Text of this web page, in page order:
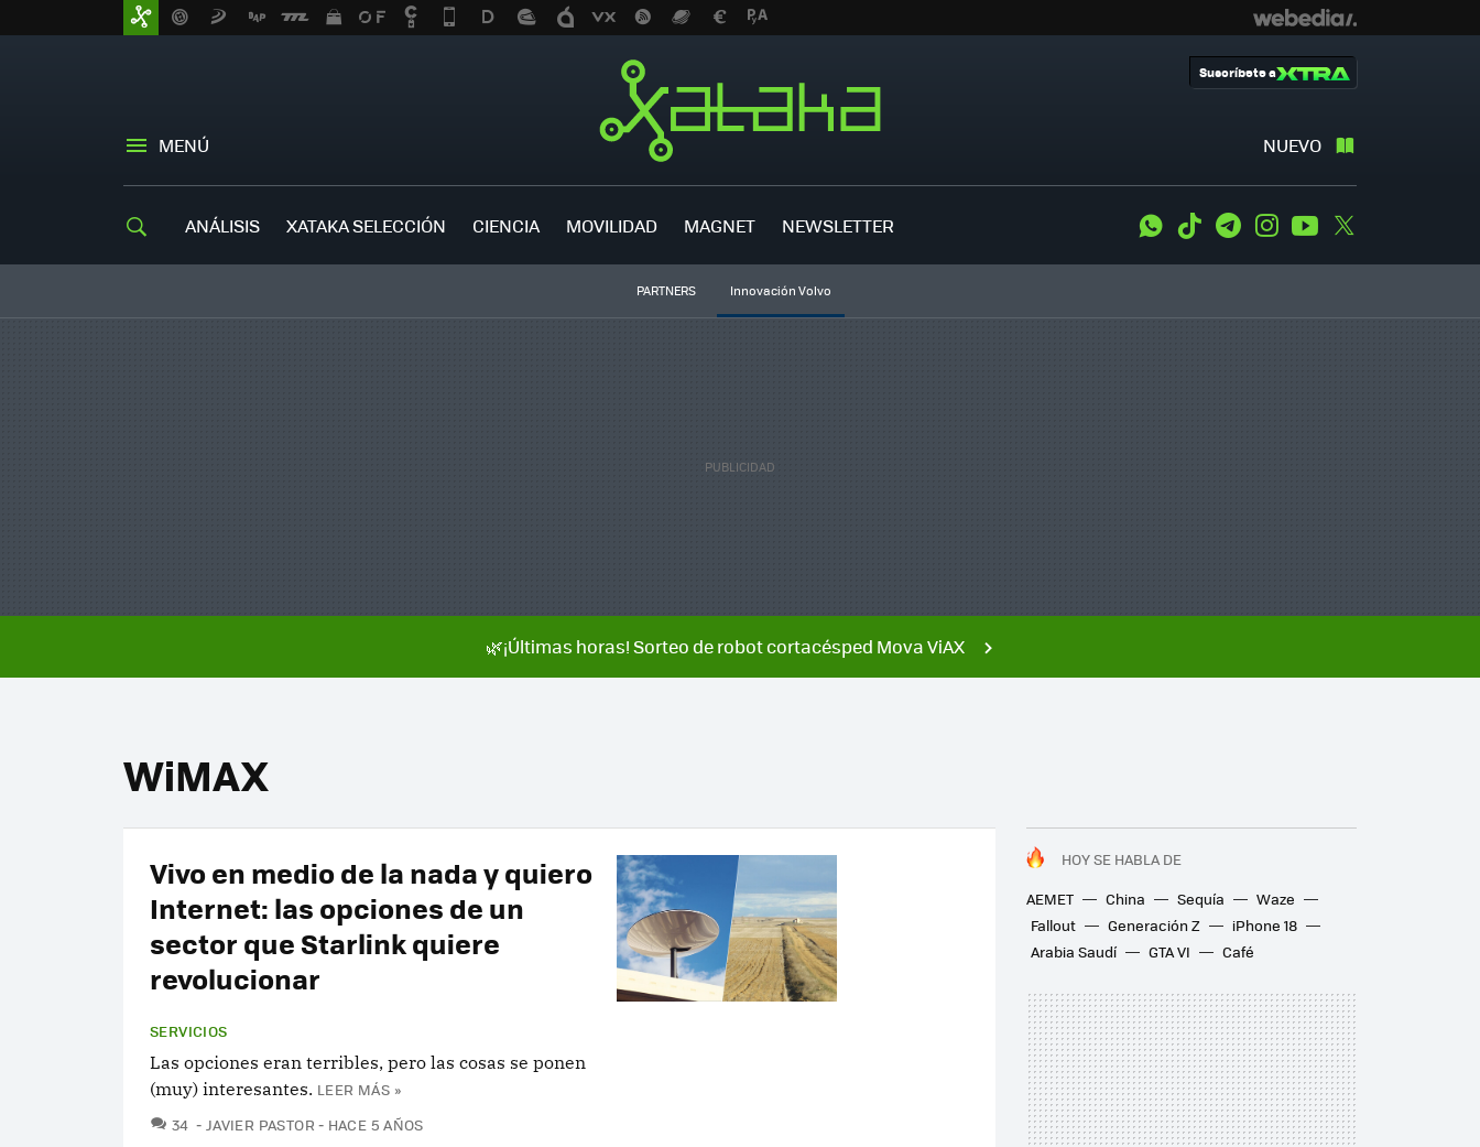
MENÚ NUEVO
Suscríbete a
ANÁLISIS XATAKA SELECCIÓN CIENCIA MOVILIDAD MAGNET NEWSLETTER WhatsApp
Tiktok TelegramInstagramYoutube
PARTNERS Innovación Volvo
🌿¡Últimas horas! Sorteo de robot cortacésped Mova ViAX
WiMAX
HOY SE HABLA DE
AEMET
China Sequía
Waze
Fallout
Generación Z
iPhone 18
Arabia Saudí
GTA VI Café
Vivo en medio de la nada y quiero
Internet: las opciones de un
sector que Starlink quiere
revolucionar
SERVICIOS
Las opciones eran terribles, pero las cosas se ponen
(muy) interesantes. LEER MÁS »
34 COMENTARIOS
JAVIER PASTOR HACE 5 AÑOS